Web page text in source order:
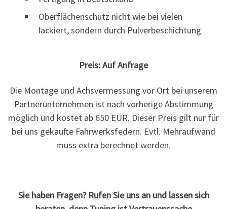
Oberflächenschutz nicht wie bei vielen
lackiert, sondern durch Pulverbeschichtung
Preis: Auf Anfrage
Die Montage und Achsvermessung vor Ort bei unserem
Partnerunternehmen ist nach vorherige Abstimmung
möglich und kostet ab 650 EUR. Dieser Preis gilt nur für
bei uns gekaufte Fahrwerksfedern. Evtl. Mehraufwand
muss extra berechnet werden.
Sie haben Fragen? Rufen Sie uns an und lassen sich